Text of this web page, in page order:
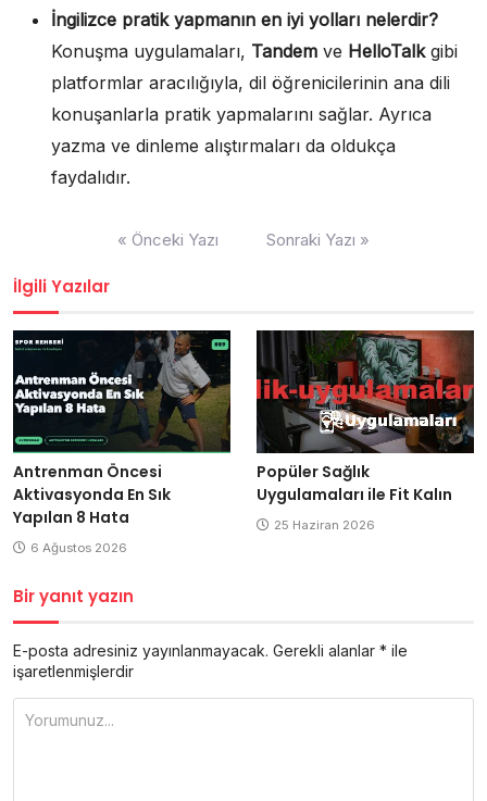
İngilizce pratik yapmanın en iyi yolları nelerdir?
Konuşma uygulamaları, Tandem ve HelloTalkgibi
platformlar aracılığıyla, dil öğrenicilerinin ana dili
konuşanlarla pratik yapmalarını sağlar. Ayrıca
yazma ve dinleme alıştırmaları da oldukça
faydalıdır.
« Önceki Yazı Sonraki Yazı »
İlgili Yazılar
Antrenman Öncesi
Aktivasyonda En Sık
Yapılan 8 Hata
6 Ağustos 2026
Popüler Sağlık
Uygulamaları ile Fit Kalın
25 Haziran 2026
Bir yanıt yazın
E-posta adresiniz yayınlanmayacak. Gerekli alanlar * ile
işaretlenmişlerdir